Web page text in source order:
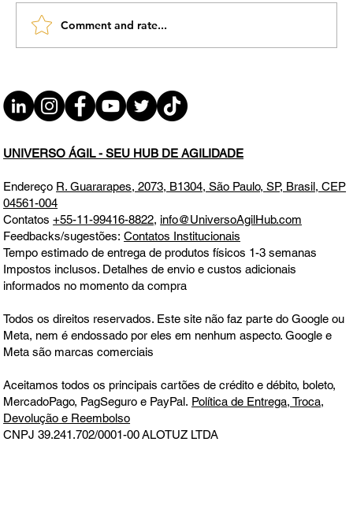
2026 São Paulo/SP de 8-11/04/26 SEX
03.04.26 07h31
Comment and rate...
UNIVERSO ÁGIL - SEU HUB DE AGILIDADE
Endereço R. Guararapes, 2073, B1304, São Paulo, SP, Brasil, CEP
04561-004
Contatos+55-11-99416-8822, info@UniversoAgilHub.com
Feedbacks/sugestões:Contatos Institucionais
Tempo estimado de entrega de produtos físicos 1-3 semanas
Impostos inclusos. Detalhes de envio e custos adicionais
informados no momento da compra
Todos os direitos reservados. Este site não faz parte do Google ou
Meta, nem é endossado por eles em nenhum aspecto. Google e
Meta são marcas comerciais
Aceitamos todos os principais cartões de crédito e débito, boleto,
MercadoPago, PagSeguro e PayPal. Política de Entrega, Troca,
Devolução e Reembolso
CNPJ 39.241.702/0001-00ALOTUZ LTDA